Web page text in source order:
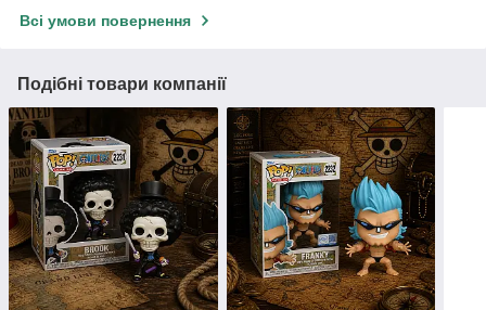
Всі умови повернення
Подібні товари компанії